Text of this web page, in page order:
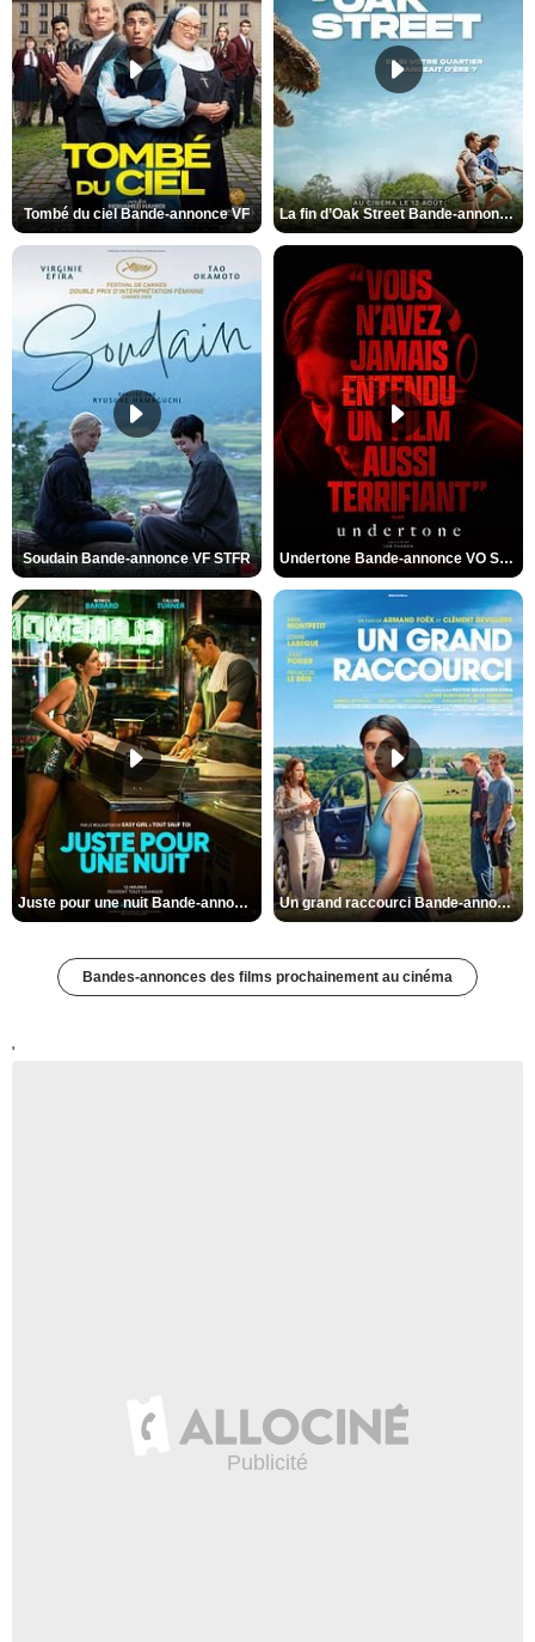
Tombé du ciel Bande-annonce VF La fin d’Oak Street Bande-annonce VO STFR
Soudain Bande-annonce VF STFR Undertone Bande-annonce VO STFR
Juste pour une nuit Bande-annonce VO STFR Un grand raccourci Bande-annonce VF
Bandes-annonces des films prochainement au cinéma
'